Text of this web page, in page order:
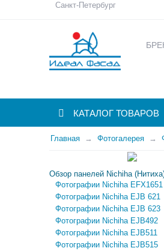
Санкт-Петербург
КАТАЛОГ ТОВАРОВ
Главная Фотогалерея
Обзор панелей Nichiha
Фотографии Nichiha EFX1651
Фотографии Nichiha EJB 621
Фотографии Nichiha EJB 623
Фотографии Nichiha EJB492
Фотографии Nichiha EJB511
Фотографии Nichiha EJB515